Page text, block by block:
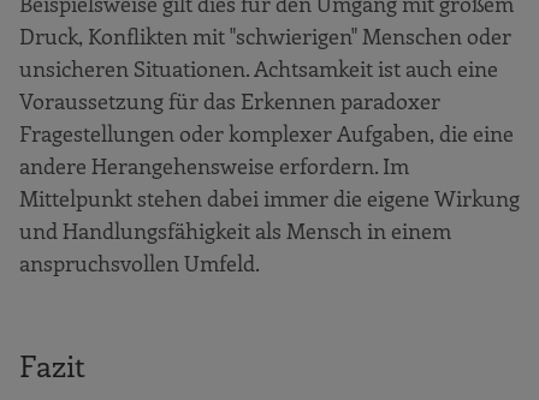
Druck, Konflikten mit "schwierigen" Menschen oder
unsicheren Situationen. Achtsamkeit ist auch eine
Voraussetzung für das Erkennen paradoxer
Fragestellungen oder komplexer Aufgaben, die eine
andere Herangehensweise erfordern. Im
Mittelpunkt stehen dabei immer die eigene Wirkung
und Handlungsfähigkeit als Mensch in einem
anspruchsvollen Umfeld.
Fazit